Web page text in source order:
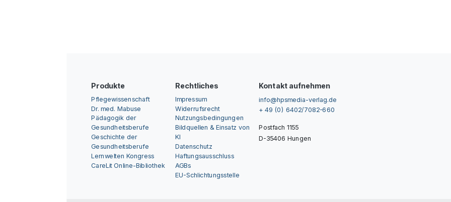
Produkte
Pflegewissenschaft
Dr. med. Mabuse
Pädagogik der
Gesundheitsberufe
Geschichte der
Gesundheitsberufe
Lernwelten Kongress
CareLit Online-Bibliothek
Rechtliches
Impressum
Widerrufsrecht
Nutzungsbedingungen
Bildquellen & Einsatz von
KI
Datenschutz
Haftungsausschluss
AGBs
EU-Schlichtungsstelle
Kontakt aufnehmen
info@hpsmedia-verlag.de
+ 49 (0) 6402/7082-660
Postfach 1155
D-35406 Hungen